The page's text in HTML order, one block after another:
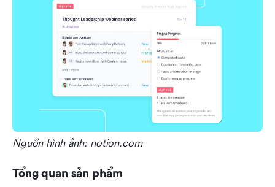
Nguồn hình ảnh: notion.com
Tổng quan sản phẩm